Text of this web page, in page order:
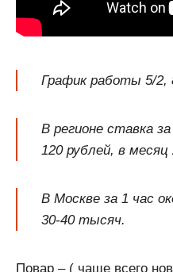
График работы 5/2,
В регионе ставка
120 рублей, в
В Москве за 1 час
30-40 тысяч.
Повар – ( чаще всего